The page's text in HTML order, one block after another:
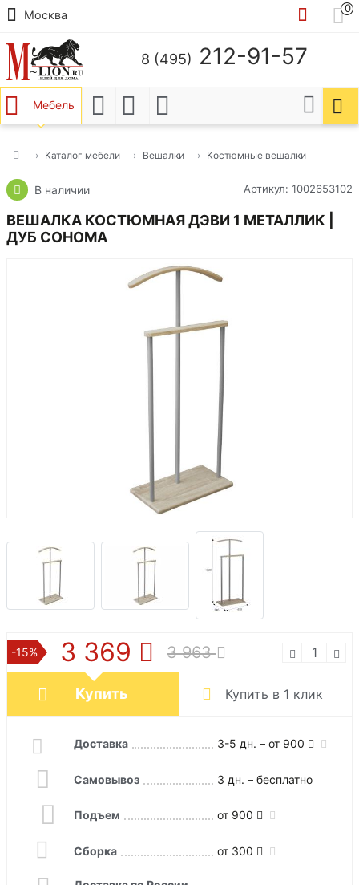
Москва
0
8 (495) 212-91-57
Мебель
Каталог мебели Вешалки Костюмные вешалки
В наличии Артикул: 1002653102
ВЕШАЛКА КОСТЮМНАЯ ДЭВИ 1 МЕТАЛЛИК |
ДУБ СОНОМА
-15% 3 369 3 963
Купить Купить в 1 клик
Доставка 3-5 дн. – от 900
Самовывоз 3 дн. – бесплатно
Подъем от 900
Сборка от 300